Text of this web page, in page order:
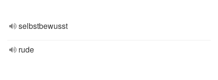
selbstbewusst
rude